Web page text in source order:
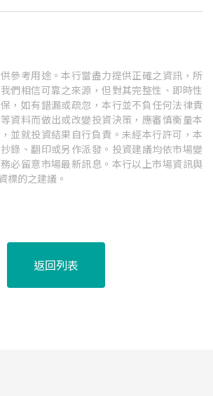
參考用途。本行當盡力提供正確之資訊，所
們相信可靠之來源，但對其完整性、即時性
，如有錯漏或疏忽，本行並不負任何法律責
資料而做出或改變投資決策，應審慎衡量本
並就投資結果自行負責。未經本行許可，本
錄、翻印或另作派發。投資建議均依市場變
必留意市場最新訊息。本行以上市場資訊與
標的之建議。
返回列表